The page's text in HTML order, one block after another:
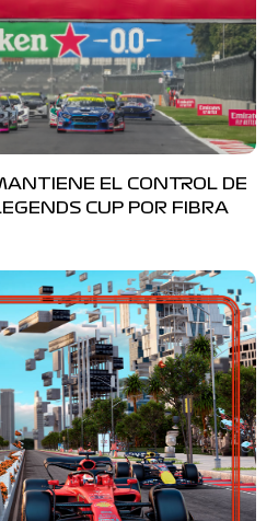
EL CONTROL DE
CUP POR FIBRA